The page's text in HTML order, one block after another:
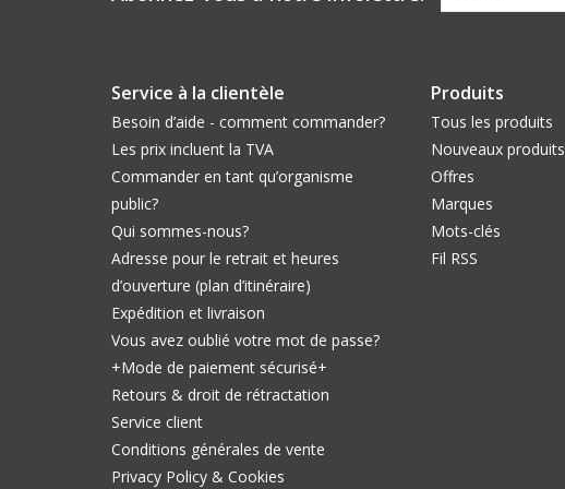
Service à la clientèle
Besoin d’aide - comment commander?
Les prix incluent la TVA
Commander en tant qu’organisme
public?
Qui sommes-nous?
Adresse pour le retrait et heures
d’ouverture (plan d’itinéraire)
Expédition et livraison
Vous avez oublié votre mot de passe?
+Mode de paiement sécurisé+
Retours & droit de rétractation
Service client
Conditions générales de vente
Privacy Policy & Cookies
Produits
Tous les produits
Nouveaux produits
Offres
Marques
Mots-clés
Fil RSS